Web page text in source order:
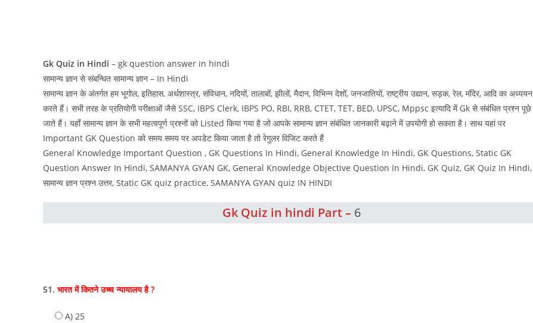
Gk Quiz in Hindi – gk question answer in hindi
सामान्य ज्ञान से संबन्धित सामान्य ज्ञान – In Hindi
सामान्य ज्ञान के अंतर्गत हम भूगोल, इतिहास, अर्थशास्त्र, संविधान, नदियों, तालाबों, झीलों, मैदान, विभिन्न देशों, जनजातियों, राष्ट्रीय उद्यान, सड़क, रेल, मंदिर, आदि का अध्ययन
करते हैं। सभी तरह के प्रतियोगी परीक्षाओं जैसे SSC, IBPS Clerk, IBPS PO, RBI, RRB, CTET, TET, BED, UPSC, Mppsc इत्यादि में Gk से संबंधित प्रश्न पूछे
जाते हैं। यहाँ सामान्य ज्ञान के सभी महत्वपूर्ण प्रश्नों को Listed किया गया है जो आपके सामान्य ज्ञान संबंधित जानकारी बढ़ाने में उपयोगी हो सकता है। साथ यहां पर
Important GK Question को समय समय पर अपडेट किया जाता है तो रेगुलर विजिट करते हैं
General Knowledge Important Question , GK Questions In Hindi, General Knowledge In Hindi, GK Questions, Static GK
Question Answer In Hindi, SAMANYA GYAN GK, General Knowledge Objective Question In Hindi, GK Quiz, GK Quiz In Hindi,
सामान्य ज्ञान प्रश्न उत्तर, Static GK quiz practice, SAMANYA GYAN quiz IN HINDI
Gk Quiz in hindi Part – 6
51. भारत में कितने उच्च न्यायालय है ?
A) 25